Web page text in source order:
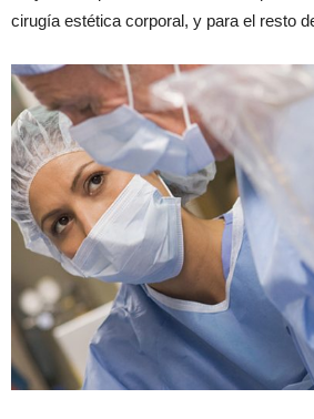
cirugía estética corporal, y para el resto